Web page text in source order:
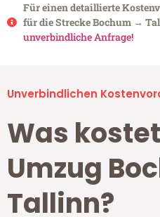
Für einen detaillierte
für die Strecke Bochum →
unverbindliche Anfrage!
Unverbindlichen
Was
Umzug
Tallinn?